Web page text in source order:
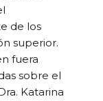
de los
superior.
fuera
sobre el
Katarina